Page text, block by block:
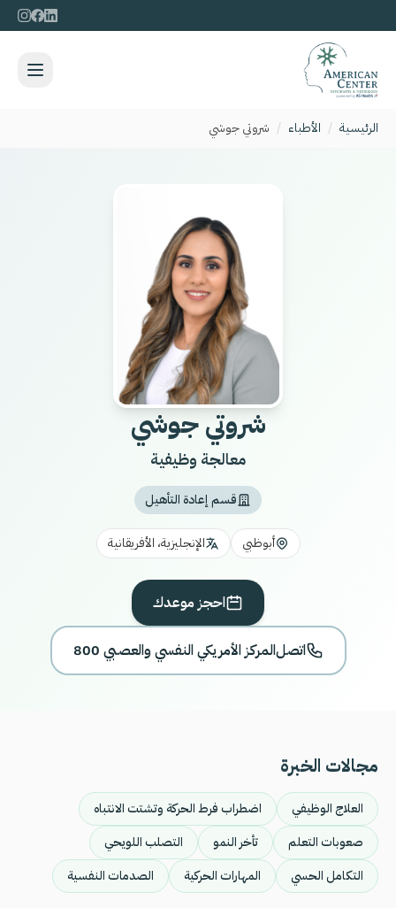
الرئيسية / الأطباء / شروتي جوشي
شروتي جوشي
معالجة وظیفیة
قسم إعادة التأهيل
أبوظبي الإنجليزية، الأفريقانية
احجز موعدك
اتصل800 المركز الأمريكي النفسي والعصبي
مجالات الخبرة
العلاج الوظيفي
اضطراب فرط الحركة وتشتت الانتباه
صعوبات التعلم
تأخر النمو
التصلب اللويحي
التكامل الحسي
المهارات الحركية الصدمات النفسية